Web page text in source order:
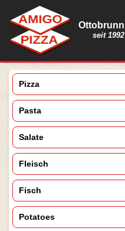
Ottobrunn
seit 1992
Pizza
Pasta
Salate
Fleisch
Fisch
Potatoes